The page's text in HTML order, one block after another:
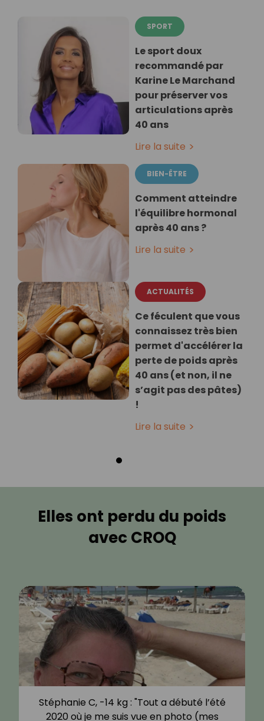
SPORT
Le sport doux
recommandé par
Karine Le Marchand
pour préserver vos
articulations après
40 ans
Lire la suite
BIEN-ÊTRE
Comment atteindre
l'équilibre hormonal
après 40 ans ?
Lire la suite
ACTUALITÉS
Ce féculent que vous
connaissez très bien
permet d'accélérer la
perte de poids après
40 ans (et non, il ne
s’agit pas des pâtes)
!
Lire la suite
Elles ont perdu du poids
avec CROQ
Stéphanie C, -14 kg : "Tout a débuté l’été
2020 où je me suis vue en photo (mes